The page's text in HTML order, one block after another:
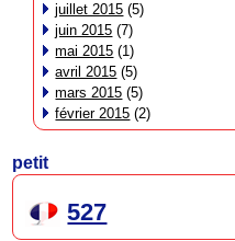
juillet 2015 (5)
juin 2015 (7)
mai 2015 (1)
avril 2015 (5)
mars 2015 (5)
février 2015 (2)
petit
527